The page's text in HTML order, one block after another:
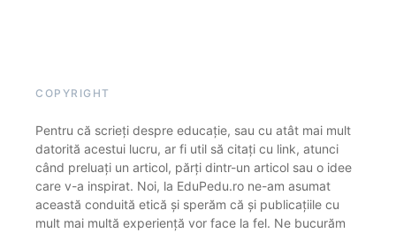
COPYRIGHT
Pentru că scrieți despre educație, sau cu atât mai mult
datorită acestui lucru, ar fi util să citați cu link, atunci
când preluați un articol, părți dintr-un articol sau o idee
care v-a inspirat. Noi, la EduPedu.ro ne-am asumat
această conduită etică și sperăm că și publicațiile cu
mult mai multă experiență vor face la fel. Ne bucurăm